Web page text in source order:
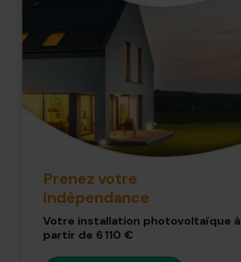
Prenez votre
indépendance
Votre installation photovoltaïque à
partir de 6 110 €